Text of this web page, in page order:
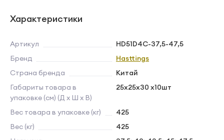
Характеристики
Артикул
HD51D4C-37,5-47,5
Бренд
Hasttings
Страна бренда
Китай
Габариты товара в
упаковке (см) (Д х Ш х В)
25х25х30 х10шт
Вес товара в упаковке (кг)
425
Вес (кг)
425